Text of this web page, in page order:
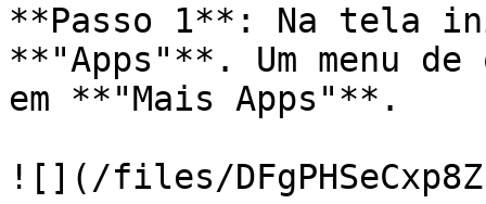
**Passo 1**: Na tela
**"Apps"**. Um menu
em **"Mais Apps"**.
![](/files/